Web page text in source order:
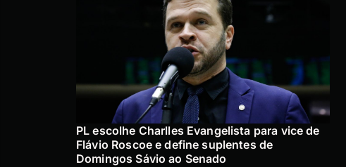
PL escolhe Charlles Evangelista para vice de
Flávio Roscoe e define suplentes de
Domingos Sávio ao Senado